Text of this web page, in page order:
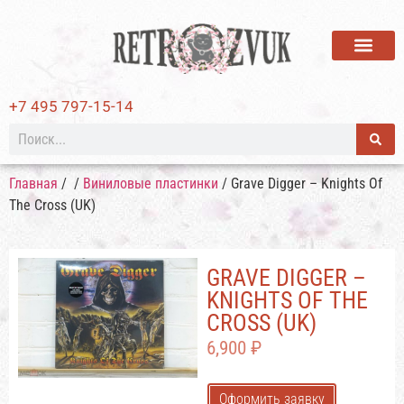
+7 495 797-15-14
Главная / / Виниловые пластинки / Grave Digger – Knights Of
The Cross (UK)
GRAVE DIGGER –
KNIGHTS OF THE
CROSS (UK)
6,900 ₽
Оформить заявку